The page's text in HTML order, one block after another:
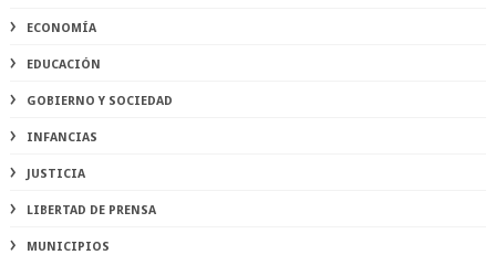
ECONOMÍA
EDUCACIÓN
GOBIERNO Y SOCIEDAD
INFANCIAS
JUSTICIA
LIBERTAD DE PRENSA
MUNICIPIOS